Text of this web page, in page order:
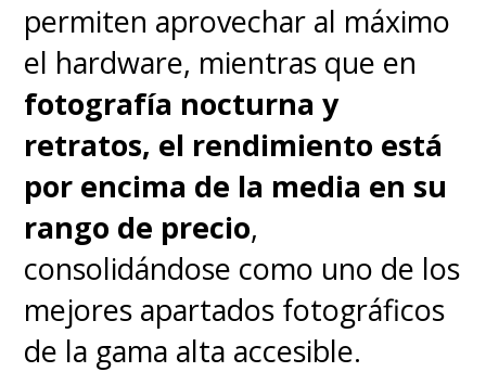
Los diseños de los dragones
pierden bastante del encanto
que tenían en la animación por
la necesidad de realismo, con
ese innecesario filtro opaco que
les quita color a las
adaptaciones a acción real, pero
Chimuelo se mantiene
permiten aprovechar al máximo
el hardware, mientras que en
fotografía nocturna y
retratos, el rendimiento está
por encima de la media en su
rango de precio,
consolidándose como uno de los
mejores apartados fotográficos
de la gama alta accesible.